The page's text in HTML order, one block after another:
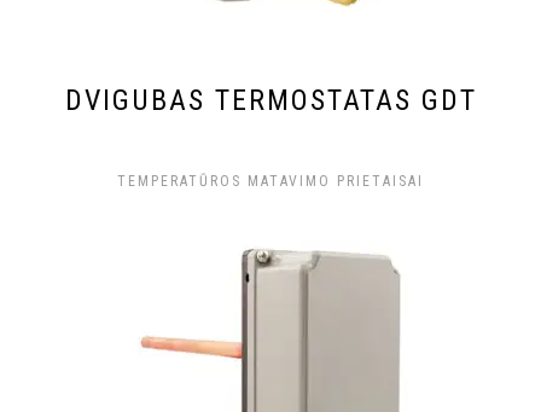
DVIGUBAS TERMOSTATAS GDT
TEMPERATŪROS MATAVIMO PRIETAISAI